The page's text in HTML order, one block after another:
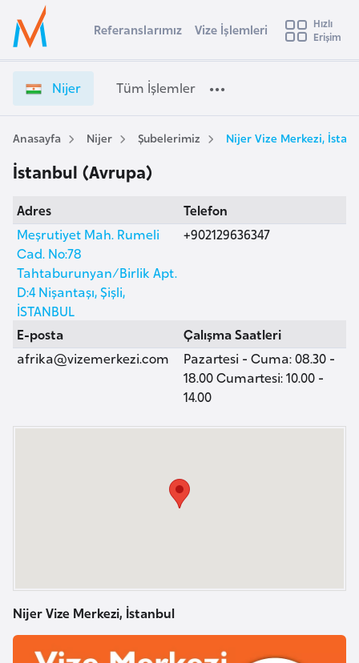
Ülke Seçimi
Başvuru yapmak istediğiniz ülkeyi seçin
Üye
Girişi
i
r
V
z
ş
e
m
r
i
e
t
Referanslarımız Vize İşlemleri
Hızlı
Erişim
Nijer Tüm İşlemler
Anasayfa Nijer Şubelerimiz Nijer Vize Merkezi,
İstanbul (Avrupa)
Adres
Meşrutiyet Mah. Rumeli
Cad. No:78
Tahtaburunyan/Birlik Apt.
D:4 Nişantaşı, Şişli,
İSTANBUL
Telefon
+902129636347
E-posta
afrika@vizemerkezi.com
Çalışma Saatleri
Pazartesi - Cuma: 08.30 -
18.00 Cumartesi: 10.00 -
14.00
Nijer Vize Merkezi, İstanbul
s
t
r
a
v
u
s
t
u
y
a
z